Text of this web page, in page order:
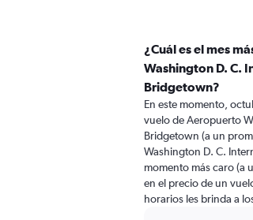
¿Cuál es el mes
Washington D. C.
Bridgetown?
En este momento,
vuelo de Aeropuerto
Bridgetown (a un
Washington D. C.
momento más caro (a
en el precio de un
horarios les brinda a